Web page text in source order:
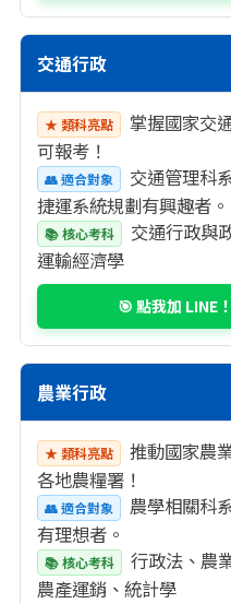
交通行政
★ 類科亮點
掌握國家交
可報考！
👥 適合對象
交通管理科
捷運系統規劃有興趣者。
📚 核心考科
交通行政與
運輸經濟學
🎯 點我加 LINE
農業行政
★ 類科亮點
推動國家農
各地農糧署！
👥 適合對象
農學相關科
有理想者。
📚 核心考科
行政法、農
農產運銷、統計學